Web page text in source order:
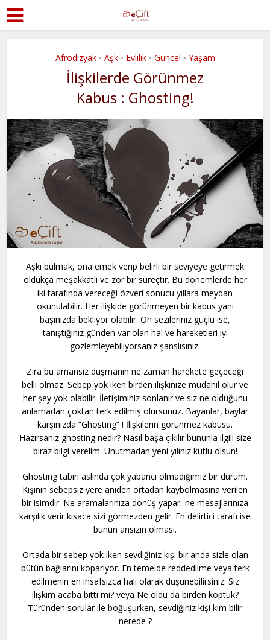
Afrodizyak • Aşk • Evlilik • Güncel • Yaşam
İlişkilerde Görünmez
Kabus : Ghosting!
Aşkı bulmak, ona emek verip belirli bir seviyeye getirmek
oldukça meşakkatli ve zor bir süreçtir. Bu dönemlerde her
iki tarafında vereceği özveri sonucu yıllara meydan
okunulabilir. Her ilişkide görünmeyen bir kabus yanı
başınızda bekliyor olabilir. Ön sezileriniz güçlü ise,
tanıştığınız günden var olan hal ve hareketleri iyi
gözlemleyebiliyorsanız şanslısınız.
Zira bu amansız düşmanın ne zaman harekete geçeceği
belli olmaz. Sebep yok iken birden ilişkinize müdahil olur ve
her şey yok olabilir. İletişiminiz sonlanır ve siz ne olduğunu
anlamadan çoktan terk edilmiş olursunuz. Bayanlar, baylar
karşınızda ”Ghosting” ! İlişkilerin görünmez kabusu.
Hazırsanız ghosting nedir? Nasıl başa çıkılır bununla ilgili size
biraz bilgi verelim. Unutmadan yeni yılınız kutlu olsun!
Ghosting tabiri aslında çok yabancı olmadığımız bir durum.
Kişinin sebepsiz yere aniden ortadan kaybolmasına verilen
bir isimdir. Ne aramalarınıza dönüş yapar, ne mesajlarınıza
karşılık verir kısaca sizi görmezden gelir. En delirtici tarafı ise
bunun ansızın olması.
Ortada bir sebep yok iken sevdiğiniz kişi bir anda sizle olan
bütün bağlarını koparıyor. En temelde reddedilme veya terk
edilmenin en insafsızca hali olarak düşünebilirsiniz. Siz
ilişkim acaba bitti mi? veya Ne oldu da birden koptuk?
Türünden sorular ile boğuşurken, sevdiğiniz kişi kim bilir
nerede ?